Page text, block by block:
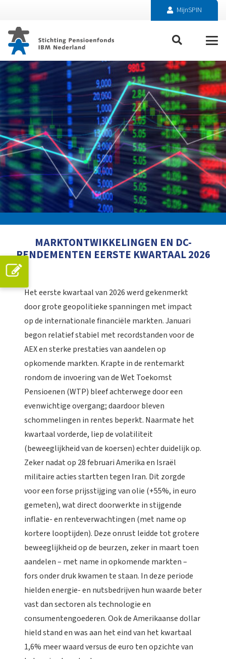
MijnSPIN
MARKTONTWIKKELINGEN EN DC-
RENDEMENTEN EERSTE KWARTAAL 2026
Het eerste kwartaal van 2026 werd gekenmerkt
door grote geopolitieke spanningen met impact
op de internationale financiële markten. Januari
begon relatief stabiel met recordstanden voor de
AEX en sterke prestaties van aandelen op
opkomende markten. Krapte in de rentemarkt
rondom de invoering van de Wet Toekomst
Pensioenen (WTP) bleef achterwege door een
evenwichtige overgang; daardoor bleven
schommelingen in rentes beperkt. Naarmate het
kwartaal vorderde, liep de volatiliteit
(beweeglijkheid van de koersen) echter duidelijk op.
Zeker nadat op 28 februari Amerika en Israël
militaire acties startten tegen Iran. Dit zorgde
voor een forse prijsstijging van olie (+55%, in euro
gemeten), wat direct doorwerkte in stijgende
inflatie- en renteverwachtingen (met name op
kortere looptijden). Deze onrust leidde tot grotere
beweeglijkheid op de beurzen, zeker in maart toen
aandelen – met name in opkomende markten –
fors onder druk kwamen te staan. In deze periode
hielden energie- en nutsbedrijven hun waarde beter
vast dan sectoren als technologie en
consumentengoederen. Ook de Amerikaanse dollar
hield stand en was aan het eind van het kwartaal
1,6% meer waard versus de euro ten opzichte van